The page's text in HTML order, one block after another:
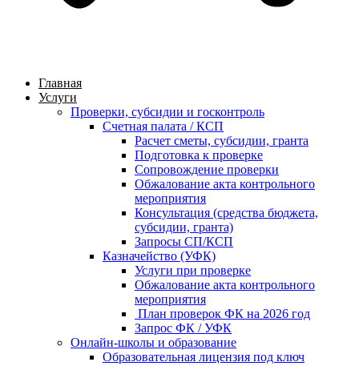
Главная
Услуги
Проверки, субсидии и госконтроль
Счетная палата / КСП
Расчет сметы, субсидии, гранта
Подготовка к проверке
Сопровождение проверки
Обжалование акта контрольного
мероприятия
Консультация (средства бюджета,
субсидии, гранта)
Запросы СП/КСП
Казначейство (УФК)
Услуги при проверке
Обжалование акта контрольного
мероприятия
План проверок ФК на 2026 год
Запрос ФК / УФК
Онлайн-школы и образование
Образовательная лицензия под ключ